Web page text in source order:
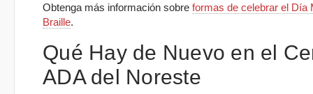
Obtenga más información sobre formas de celebrar el Día
Braille.
Qué Hay de Nuevo en el
ADA del Noreste